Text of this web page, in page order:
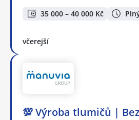
35 000 – 40 000 Kč
včerejší
💯 Výroba tlumičů | Bez